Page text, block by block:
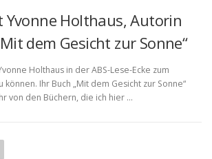
Yvonne Holthaus, Autorin
dem Gesicht zur Sonne“
Holthaus in der ABS-Lese-Ecke zum
Ihr Buch „Mit dem Gesicht zur Sonne“
von den Büchern, die ich hier …